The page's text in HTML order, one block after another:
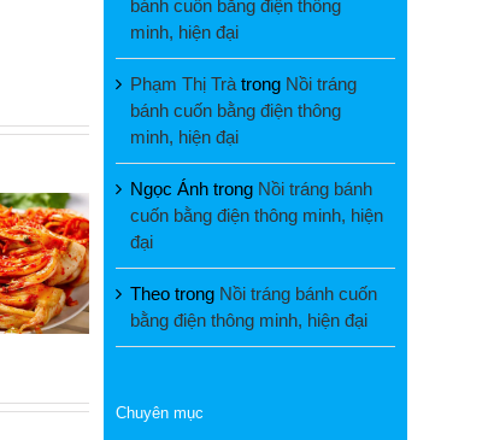
bánh cuốn bằng điện thông
minh, hiện đại
Phạm Thị Trà trong Nồi tráng
bánh cuốn bằng điện thông
minh, hiện đại
Ngọc Ánh trong Nồi tráng bánh
cuốn bằng điện thông minh, hiện
đại
Theo trong Nồi tráng bánh cuốn
bằng điện thông minh, hiện đại
Chuyên mục